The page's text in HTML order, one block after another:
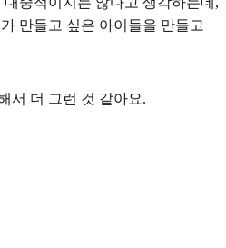
만들고 싶은 아이들을 만들고
서 더 그런 것 같아요.